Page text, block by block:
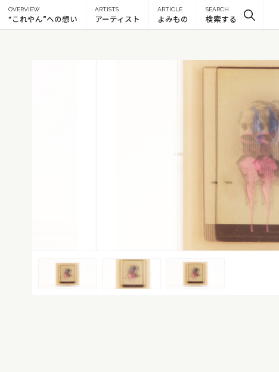
OVERVIEW
“これやん”への想い
ARTISTS
アーティスト
ARTICLE
よみもの
SEARCH
検索する